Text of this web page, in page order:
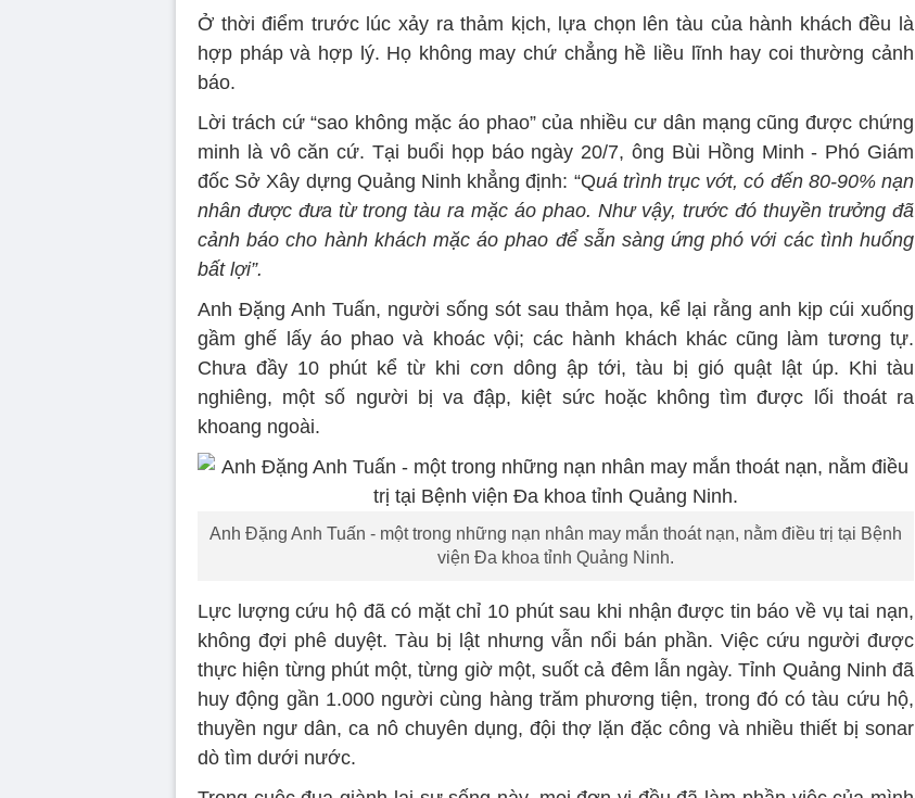
Ở thời điểm trước lúc xảy ra thảm kịch, lựa chọn lên tàu của hành khách đều là
hợp pháp và hợp lý. Họ không may chứ chẳng hề liều lĩnh hay coi thường cảnh
báo.
Lời trách cứ “sao không mặc áo phao” của nhiều cư dân mạng cũng được chứng
minh là vô căn cứ. Tại buổi họp báo ngày 20/7, ông Bùi Hồng Minh - Phó Giám
đốc Sở Xây dựng Quảng Ninh khẳng định: “Quá trình trục vớt, có đến 80-90% nạn
nhân được đưa từ trong tàu ra mặc áo phao. Như vậy, trước đó thuyền trưởng đã
cảnh báo cho hành khách mặc áo phao để sẵn sàng ứng phó với các tình huống
bất lợi”.
Anh Đặng Anh Tuấn, người sống sót sau thảm họa, kể lại rằng anh kịp cúi xuống
gầm ghế lấy áo phao và khoác vội; các hành khách khác cũng làm tương tự.
Chưa đầy 10 phút kể từ khi cơn dông ập tới, tàu bị gió quật lật úp. Khi tàu
nghiêng, một số người bị va đập, kiệt sức hoặc không tìm được lối thoát ra
khoang ngoài.
Anh Đặng Anh Tuấn - một trong những nạn nhân may mắn thoát nạn, nằm điều trị tại Bệnh
viện Đa khoa tỉnh Quảng Ninh.
Lực lượng cứu hộ đã có mặt chỉ 10 phút sau khi nhận được tin báo về vụ tai nạn,
không đợi phê duyệt. Tàu bị lật nhưng vẫn nổi bán phần. Việc cứu người được
thực hiện từng phút một, từng giờ một, suốt cả đêm lẫn ngày. Tỉnh Quảng Ninh đã
huy động gần 1.000 người cùng hàng trăm phương tiện, trong đó có tàu cứu hộ,
thuyền ngư dân, ca nô chuyên dụng, đội thợ lặn đặc công và nhiều thiết bị sonar
dò tìm dưới nước.